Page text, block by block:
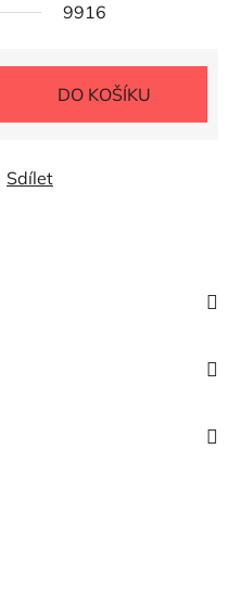
9916
DO KOŠÍKU
Sdílet